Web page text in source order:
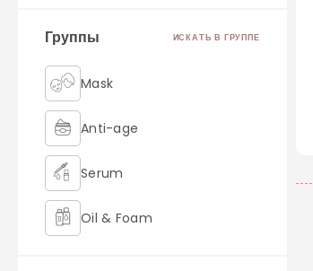
AEKYUNG
AICHUN BEAUTY
Akei Derma
AMILL
amoreface
AMOREPACIFIC
AMUSE
Angel Key
Anjo
Группы ИСКАТЬ В ГРУППЕ
Mask
Anti-age
Serum
Oil & Foam